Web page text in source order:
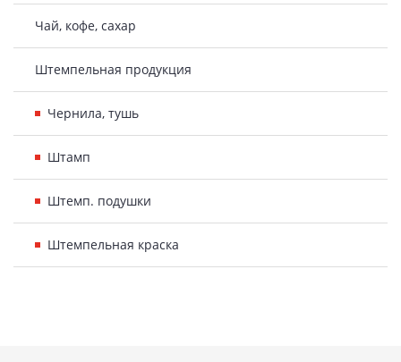
Чай, кофе, сахар
Штемпельная продукция
Чернила, тушь
Штамп
Штемп. подушки
Штемпельная краска